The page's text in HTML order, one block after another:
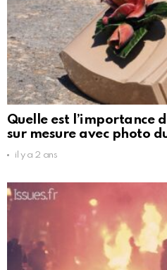
Quelle est l’importance
sur mesure avec photo
il y a 2 ans